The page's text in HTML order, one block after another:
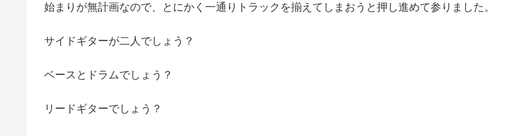
始まりが無計画なので、とにかく一通りトラックを揃えてしまおうと押し進めて参りました。
サイドギターが二人でしょう？
ベースとドラムでしょう？
リードギターでしょう？